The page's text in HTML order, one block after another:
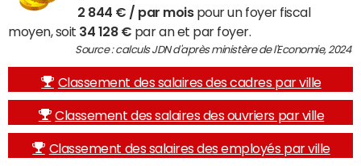
2 844 € / par moispour un foyer fiscal
moyen, soit 34 128 € par an et par foyer.
Source : calculs JDN d'après ministère de l'Economie, 2024
Classement des salaires des cadres par ville
Classement des salaires des ouvriers par ville
Classement des salaires des employés par ville